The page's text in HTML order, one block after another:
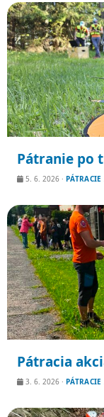
Pátranie po
5. 6. 2026 · PÁTRACIE
Pátracia
3. 6. 2026 · PÁTRACIE